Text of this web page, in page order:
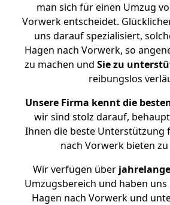
man sich für einen Umzug
Vorwerk entscheidet.
uns darauf spezialisiert,
Hagen nach Vorwerk, so
zu machen und Sie zu
reibungslos
Unsere Firma kennt die
wir sind stolz darauf,
Ihnen die beste Unterstützung
nach Vorwerk bieten
Wir verfügen über
Umzugsbereich und haben
Hagen nach Vorwerk und